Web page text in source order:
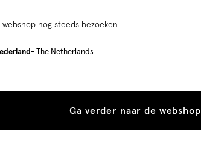
nog steeds bezoeken
- The Netherlands
Ga verder naar de webshop